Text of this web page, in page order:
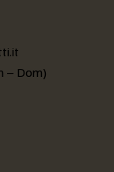
– Dom)